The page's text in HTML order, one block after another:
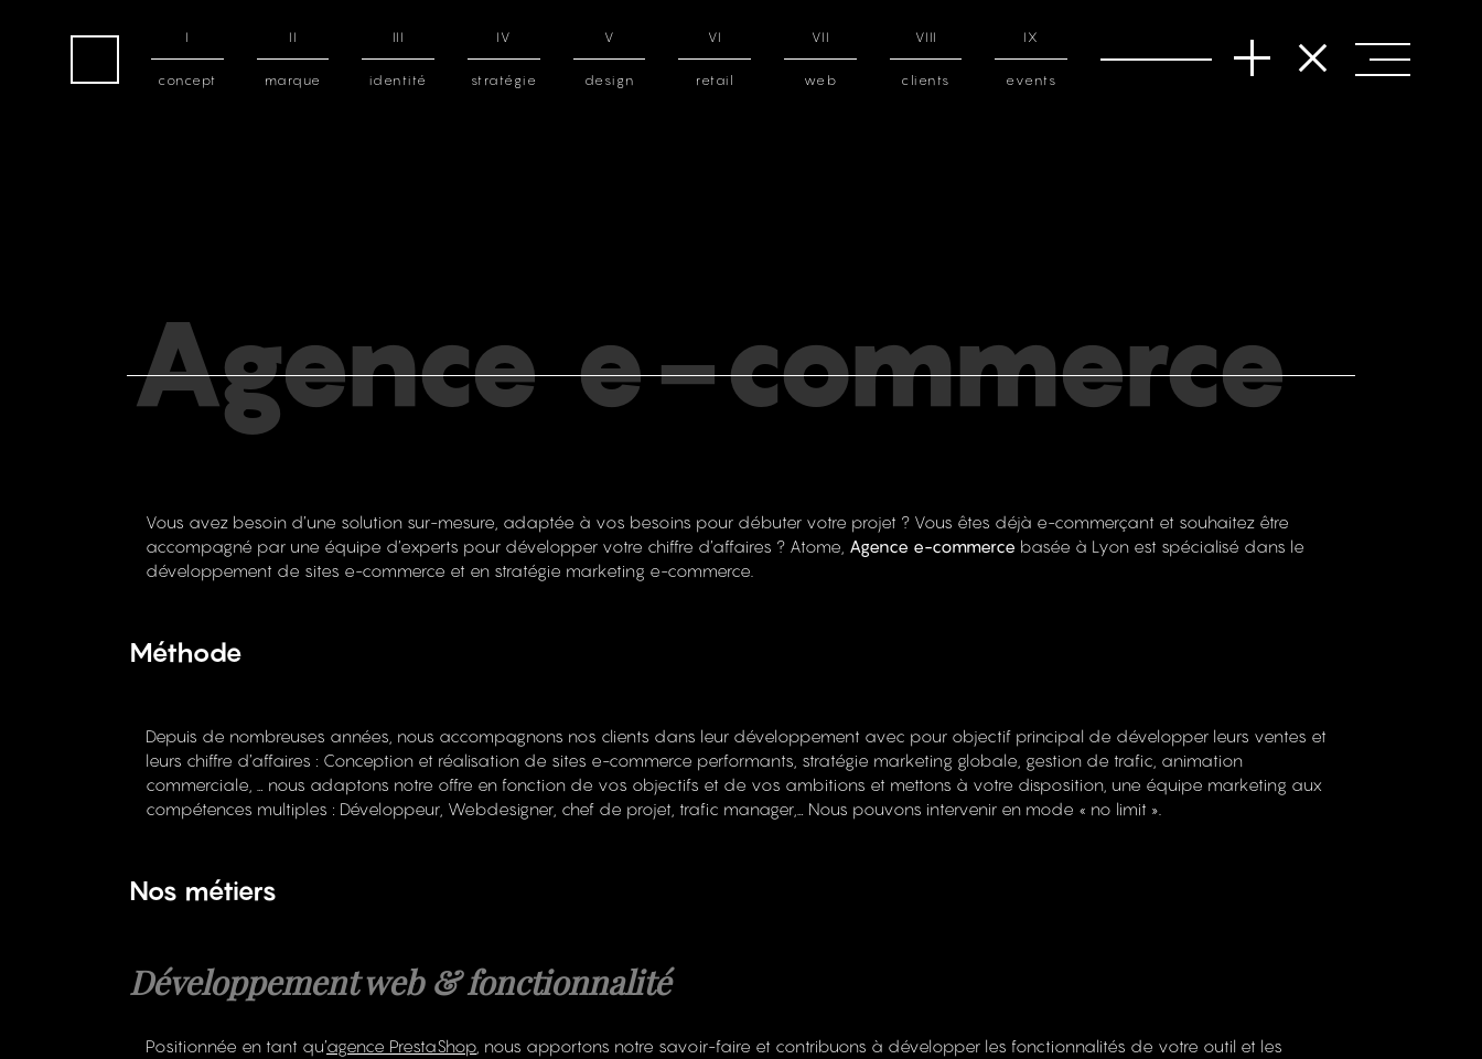
I
concept
II
marque
III
identité
IV
stratégie
V
design
VI
retail
VII
web
VIII
clients
IX
events
Agence e-commerce
Vous avez besoin d’une solution sur-mesure, adaptée à vos besoins pour débuter votre projet ? Vous êtes déjà e-commerçant et souhaitez être
accompagné par une équipe d’experts pour développer votre chiffre d’affaires ? Atome, Agence e-commerce basée à Lyon est spécialisé dans le
développement de sites e-commerce et en stratégie marketing e-commerce.
Méthode
Depuis de nombreuses années, nous accompagnons nos clients dans leur développement avec pour objectif principal de développer leurs ventes et
leurs chiffre d’affaires : Conception et réalisation de sites e-commerce performants, stratégie marketing globale, gestion de trafic, animation
commerciale, … nous adaptons notre offre en fonction de vos objectifs et de vos ambitions et mettons à votre disposition, une équipe marketing aux
compétences multiples : Développeur, Webdesigner, chef de projet, trafic manager,… Nous pouvons intervenir en mode « no limit ».
Nos métiers
Développement web & fonctionnalité
Positionnée en tant qu’agence PrestaShop , nous apportons notre savoir-faire et contribuons à développer les fonctionnalités de votre outil et les